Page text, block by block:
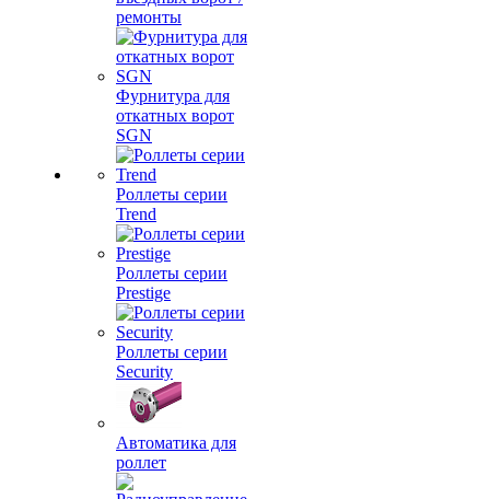
ремонты
Фурнитура для
откатных ворот
SGN
Роллеты серии
Trend
Роллеты серии
Prestige
Роллеты серии
Security
Автоматика для
роллет